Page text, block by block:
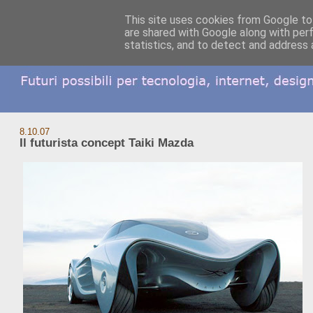
8.10.07
Il futurista concept Taiki Mazda
This site uses cookies from Google
are shared with Google along with
statistics, and to detect and address